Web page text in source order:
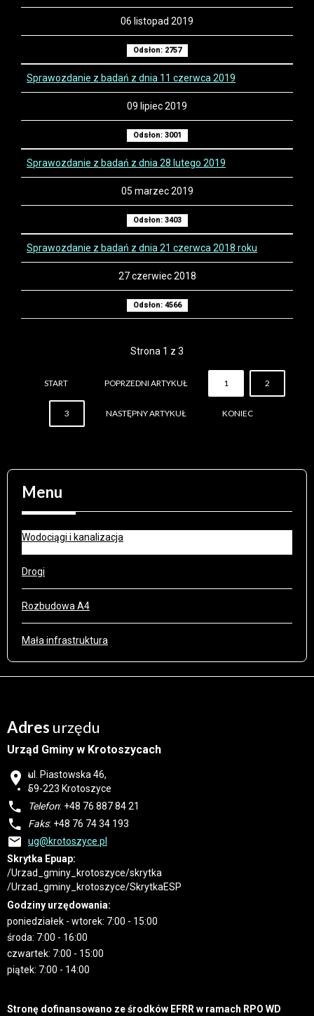
06 listopad 2019
Odsłon: 2757
Sprawozdanie z badań z dnia 11 czerwca 2019
09 lipiec 2019
Odsłon: 3001
Sprawozdanie z badań z dnia 28 lutego 2019
05 marzec 2019
Odsłon: 3403
Sprawozdanie z badań z dnia 21 czerwca 2018 roku
27 czerwiec 2018
Odsłon: 4566
Strona 1 z 3
START POPRZEDNI ARTYKUŁ 1 2
3 NASTĘPNY ARTYKUŁ KONIEC
Menu
Wodociągi i kanalizacja
Drogi
Rozbudowa A4
Mała infrastruktura
Adres urzędu
Urząd Gminy w Krotoszycach
ul. Piastowska 46,
59-223 Krotoszyce
Telefon: +48 76 887 84 21
Faks: +48 76 74 34 193
ug@krotoszyce.pl
Skrytka Epuap:
/Urzad_gminy_krotoszyce/skrytka
/Urzad_gminy_krotoszyce/SkrytkaESP
Godziny urzędowania:
poniedziałek - wtorek: 7:00 - 15:00
środa: 7:00 - 16:00
czwartek: 7:00 - 15:00
piątek: 7:00 - 14:00
Stronę dofinansowano ze środków EFRR w ramach RPO WD